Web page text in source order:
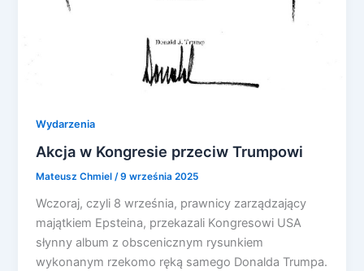
Wydarzenia
Akcja w Kongresie przeciw Trumpowi
Mateusz Chmiel/9 września 2025
Wczoraj, czyli 8 września, prawnicy zarządzający
majątkiem Epsteina, przekazali Kongresowi USA
słynny album z obscenicznym rysunkiem
wykonanym rzekomo ręką samego Donalda Trumpa.